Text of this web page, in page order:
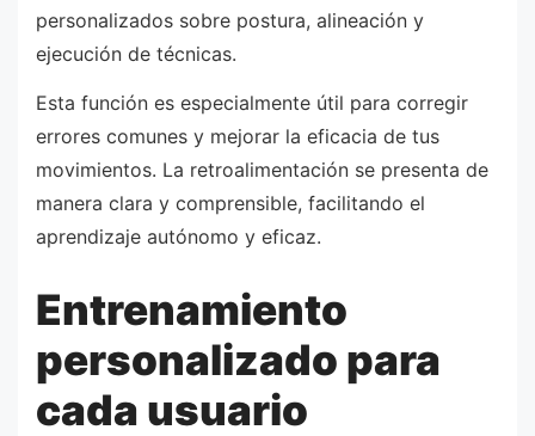
personalizados sobre postura, alineación y
ejecución de técnicas.
Esta función es especialmente útil para corregir
errores comunes y mejorar la eficacia de tus
movimientos. La retroalimentación se presenta de
manera clara y comprensible, facilitando el
aprendizaje autónomo y eficaz.
Entrenamiento
personalizado para
cada usuario